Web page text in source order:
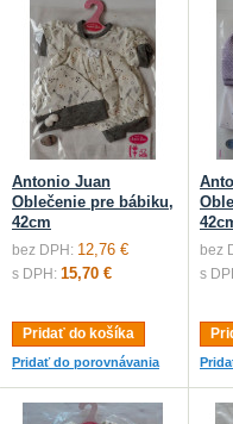
Antonio Juan
Oblečenie pre bábiku,
42cm
bez DPH: 12,76 €
s DPH: 15,70 €
Pridať do košíka
Pridať do porovnávania
bez
s